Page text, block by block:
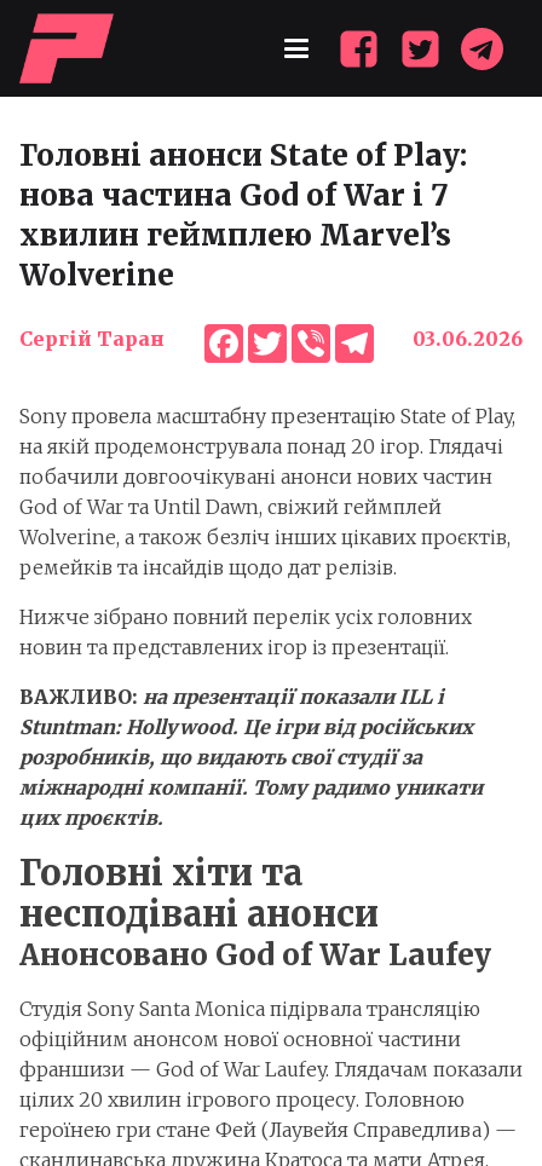
Головні анонси State of Play:
нова частина God of War і 7
хвилин геймплею Marvel’s
Wolverine
Сергій Таран Facebook
Twitter
ViberTelegram
03.06.2026
Sony провела масштабну презентацію State of Play,
на якій продемонструвала понад 20 ігор. Глядачі
побачили довгоочікувані анонси нових частин
God of War та Until Dawn, свіжий геймплей
Wolverine, а також безліч інших цікавих проєктів,
ремейків та інсайдів щодо дат релізів.
Нижче зібрано повний перелік усіх головних
новин та представлених ігор із презентації.
ВАЖЛИВО: на презентації показали ILL і
Stuntman: Hollywood. Це ігри від російських
розробників, що видають свої студії за
міжнародні компанії. Тому радимо уникати
цих проєктів.
Головні хіти та
несподівані анонси
Анонсовано God of War Laufey
Студія Sony Santa Monica підірвала трансляцію
офіційним анонсом нової основної частини
франшизи — God of War Laufey. Глядачам показали
цілих 20 хвилин ігрового процесу. Головною
героїнею гри стане Фей (Лаувейя Справедлива) —
скандинавська дружина Кратоса та мати Атрея.